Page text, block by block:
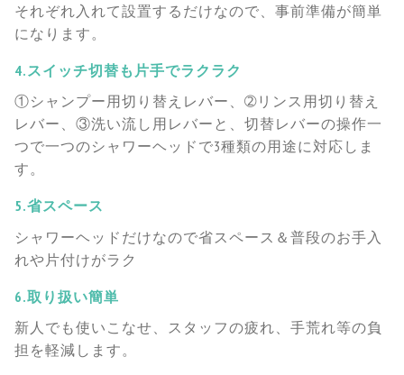
それぞれ入れて設置するだけなので、事前準備が簡単
になります。
4.スイッチ切替も片手でラクラク
①シャンプー用切り替えレバー、➁リンス用切り替え
レバー、③洗い流し用レバーと、切替レバーの操作一
つで一つのシャワーヘッドで3種類の用途に対応しま
す。
5.省スペース
シャワーヘッドだけなので省スペース＆普段のお手入
れや片付けがラク
6.取り扱い簡単
新人でも使いこなせ、スタッフの疲れ、手荒れ等の負
担を軽減します。